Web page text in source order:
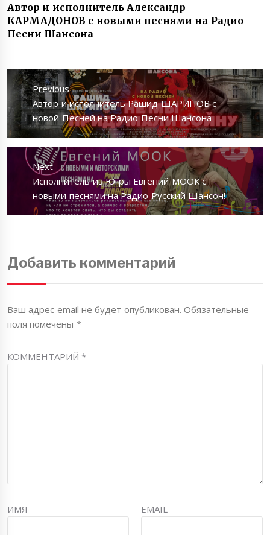
Автор и исполнитель Александр
КАРМАДОНОВ с новыми песнями на Радио
Песни Шансона
Навигация
по
записям
Previous
Previous
post:
Автор и исполнитель Рашид ШАРИПОВ с
новой Песней на Радио Песни Шансона
Next
Next
post:
Исполнитель из Югры Евгений МООК с
новыми песнями на Радио Русский Шансон!
Добавить комментарий
Ваш адрес email не будет опубликован. Обязательные
поля помечены *
КОММЕНТАРИЙ*
ИМЯ EMAIL